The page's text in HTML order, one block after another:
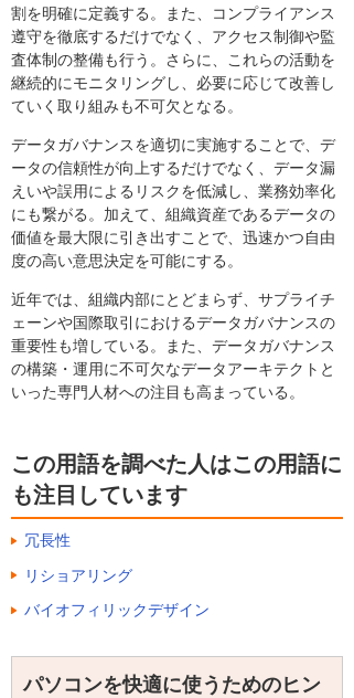
割を明確に定義する。また、コンプライアンス
遵守を徹底するだけでなく、アクセス制御や監
査体制の整備も行う。さらに、これらの活動を
継続的にモニタリングし、必要に応じて改善し
ていく取り組みも不可欠となる。
データガバナンスを適切に実施することで、デ
ータの信頼性が向上するだけでなく、データ漏
えいや誤用によるリスクを低減し、業務効率化
にも繋がる。加えて、組織資産であるデータの
価値を最大限に引き出すことで、迅速かつ自由
度の高い意思決定を可能にする。
近年では、組織内部にとどまらず、サプライチ
ェーンや国際取引におけるデータガバナンスの
重要性も増している。また、データガバナンス
の構築・運用に不可欠なデータアーキテクトと
いった専門人材への注目も高まっている。
この用語を調べた人はこの用語に
も注目しています
冗長性
リショアリング
バイオフィリックデザイン
パソコンを快適に使うためのヒン